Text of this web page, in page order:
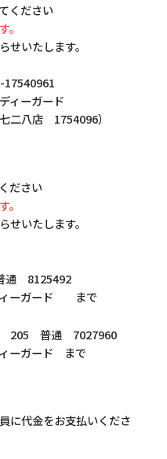
ください
いたします。
ィーガード
二八店 1754096）
ださい
いたします。
8125492
ィーガード まで
205 普通 7027960
ーガード まで
に代金をお支払いくださ